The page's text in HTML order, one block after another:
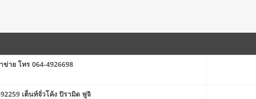
ข่าย โทร 064-4926698
เต็นท์จั่วโค้ง ปิรามิด ฟูจิ